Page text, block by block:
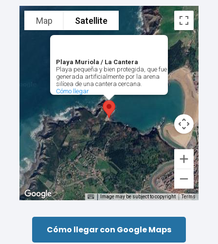
Playa Muriola / La Cantera
Playa pequeña y bien protegida, que fue
generada artificialmente por la arena
silícea de una cantera cercana.
Cómo llegar
Map Satellite
Image may be subject to copyright Terms
Cómo llegar con Google Maps